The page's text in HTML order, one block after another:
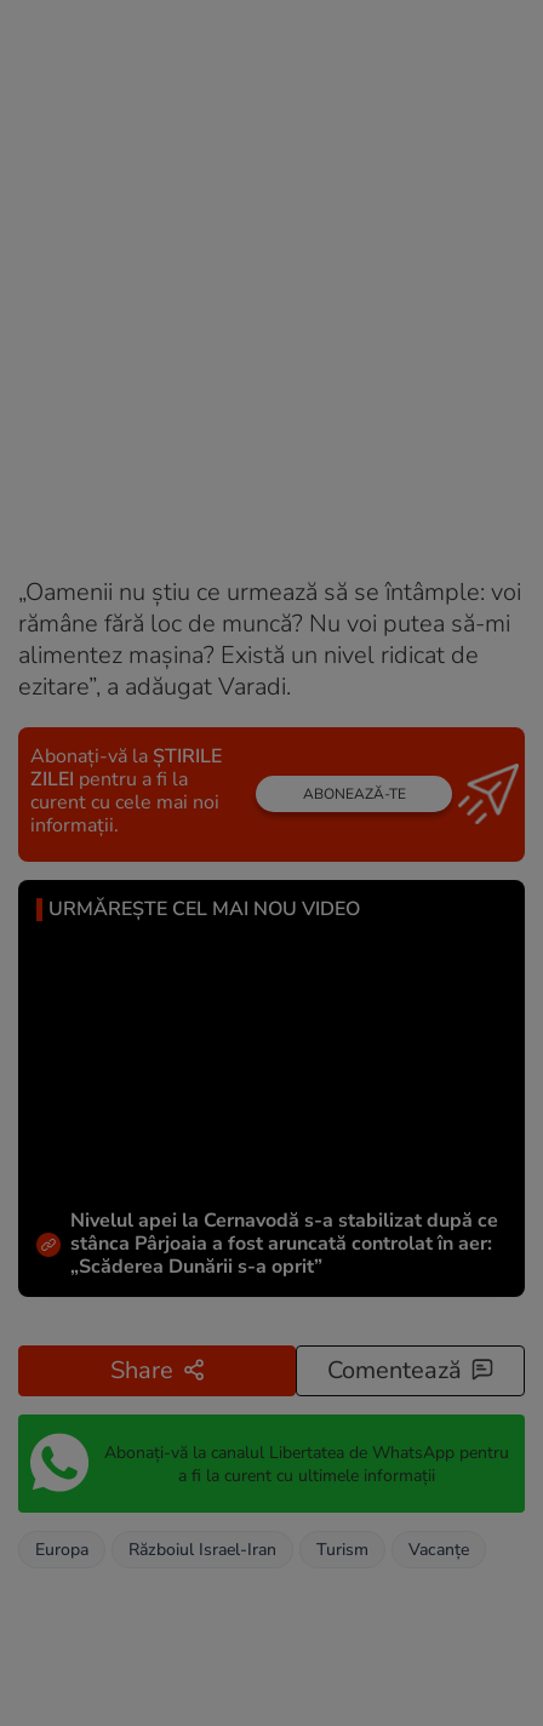
„Oamenii nu știu ce urmează să se întâmple: voi
rămâne fără loc de muncă? Nu voi putea să-mi
alimentez mașina? Există un nivel ridicat de
ezitare”, a adăugat Varadi.
Abonați-vă la ȘTIRILE
ZILEI pentru a fi la
curent cu cele mai noi
informații.
ABONEAZĂ-TE
URMĂREȘTE CEL MAI NOU VIDEO
Nivelul apei la Cernavodă s-a stabilizat după ce
stânca Pârjoaia a fost aruncată controlat în aer:
„Scăderea Dunării s-a oprit”
Share Comentează
Abonați-vă la canalul Libertatea de WhatsApp pentru
a fi la curent cu ultimele informații
Europa Războiul Israel-Iran Turism Vacanțe